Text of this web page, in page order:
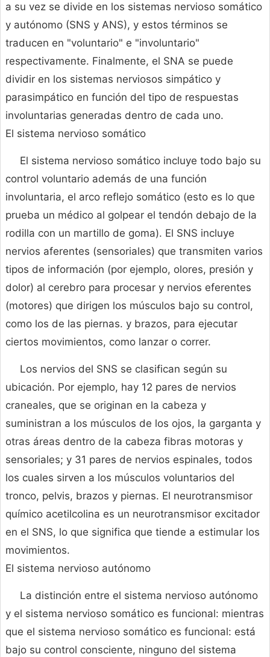
a su vez se divide en los sistemas nervioso somático
y autónomo (SNS y ANS), y estos términos se
traducen en "voluntario" e "involuntario"
respectivamente. Finalmente, el SNA se puede
dividir en los sistemas nerviosos simpático y
parasimpático en función del tipo de respuestas
involuntarias generadas dentro de cada uno.
El sistema nervioso somático
El sistema nervioso somático incluye todo bajo su
control voluntario además de una función
involuntaria, el arco reflejo somático (esto es lo que
prueba un médico al golpear el tendón debajo de la
rodilla con un martillo de goma). El SNS incluye
nervios aferentes (sensoriales) que transmiten varios
tipos de información (por ejemplo, olores, presión y
dolor) al cerebro para procesar y nervios eferentes
(motores) que dirigen los músculos bajo su control,
como los de las piernas. y brazos, para ejecutar
ciertos movimientos, como lanzar o correr.
Los nervios del SNS se clasifican según su
ubicación. Por ejemplo, hay 12 pares de nervios
craneales, que se originan en la cabeza y
suministran a los músculos de los ojos, la garganta y
otras áreas dentro de la cabeza fibras motoras y
sensoriales; y 31 pares de nervios espinales, todos
los cuales sirven a los músculos voluntarios del
tronco, pelvis, brazos y piernas. El neurotransmisor
químico acetilcolina es un neurotransmisor excitador
en el SNS, lo que significa que tiende a estimular los
movimientos.
El sistema nervioso autónomo
La distinción entre el sistema nervioso autónomo
y el sistema nervioso somático es funcional: mientras
que el sistema nervioso somático es funcional: está
bajo su control consciente, ninguno del sistema